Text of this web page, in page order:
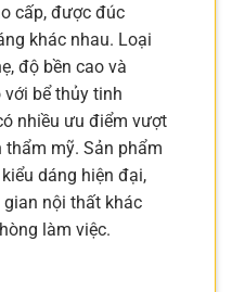
cấp, được đúc
khác nhau. Loại
độ bền cao và
bể thủy tinh
nhiều ưu điểm vượt
mỹ. Sản phẩm
dáng hiện đại,
nội thất khác
làm việc.